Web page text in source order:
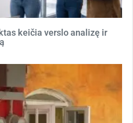
keičia verslo analizę ir